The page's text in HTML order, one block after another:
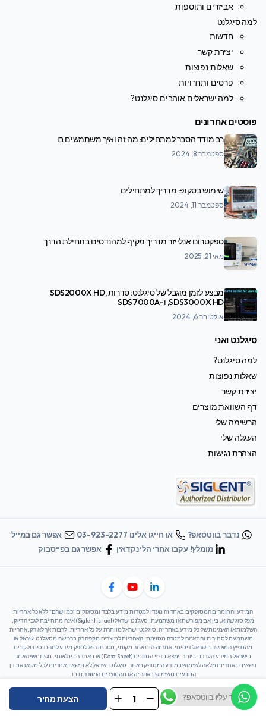
שנדבר עליו בווטסאפ? Refl-
SSA3000X
הצעת מחיר
אביזרים ותוספות
למה סיגלנט
חדשות
יצירת קשר
שאלות נפוצות
פרסים ותחרויות
למה ישראלים אוהבים סיגלנט?
פוסטים אחרונים
רב מודד הסבר למתחילים: מה זה ואיך משתמשים בו
ספטמבר 8, 2024
שימוש בסקופ: מדריך למתחילים
ספטמבר 11, 2024
ספקטרום אנלייזר מדריך מקיף למהנדסים בתחילת הדרך
מאי 21, 2025
מבצע לזמן מוגבל של סיגלנט: סדרות SDS2000X HD,
SDS3000X HD, ו-SDS7000A
אוקטובר 6, 2024
סיגלנט ואני
למה סיגלנט?
שאלות נפוצות
יצירת קשר
דף השוואת מוצרים
הרשימה שלי
העגלה שלי
הצהרת נגישות
נדבר בווטסאפ? או חייגו אלינו 03-923-2277
אפשר גם במייל
מומלץ! עקבו אחרי הלינקדאין
אפשר גם בפייסבוק
המידע והחומרים המסופקים באתר זה נועדו למטרות מידע בלבד ומסופקים "כמו שהם" ללא כל אחריות
מכל סוג שהוא, בין אם מפורשת או משתמעת. סיגלנט ישראל (Siglent Israel) אינה מתחייבת לגבי הדיוק,
השלמות או האמינות של כל מידע באתר זה. סיגלנט ישראל מוותרת על כל אחריות, לרבות אך לא רק, אחריות
משתמעת לסחירות והתאמה למטרה מסוימת. האחריות למוצרים תקפה רק ברכישה מסיגלנט ישראל או
מהמפיץ המאושר בישראל דיסיטי. אתר זה הינו אתר מקומי, מטרתו היא לספק מידע למהנדסים ולקונים
בישראל המידע העדכני ביותר יימצא בדפי הנתונים (Data Sheet) או באתר הבינלאומי. משתמשי האתר
נושאים באחריות מלאה לשימוש במידע המסופק באתר. סיגלנט ישראל לא תישא באחריות לכל נזק או אובדן
הנובעים משימוש באתר זה או מהמוצרים המוזכרים בו.
סיגלנט ישראל האתר הרשמי || Siglent Israel Official Website
כל הזכויות שמורות © 2025